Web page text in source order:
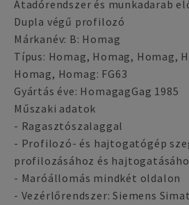
Átadórendszer és munkadarab
Dupla végű profilozó
Márkanév: B: Homag
Típus: Homag, Homag, Homag,
Homag, Homag: FG63
Gyártás éve: HomagagGag 1985
Műszaki adatok
- Ragasztószalaggal
- Profilozó- és hajtogatógép
profilozásához és
- Maróállomás mindkét oldalon
- Vezérlőrendszer: Siemens